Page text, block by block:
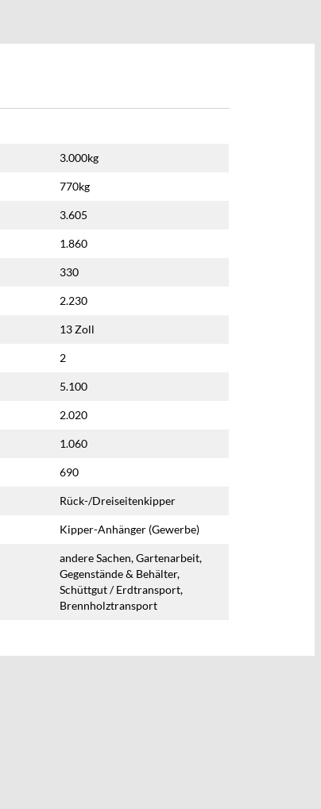
3.000kg
770kg
3.605
1.860
330
2.230
13 Zoll
2
5.100
2.020
1.060
690
Rück-/Dreiseitenkipper
Kipper-Anhänger (Gewerbe)
andere Sachen, Gartenarbeit,
Gegenstände & Behälter,
Schüttgut / Erdtransport,
Brennholztransport